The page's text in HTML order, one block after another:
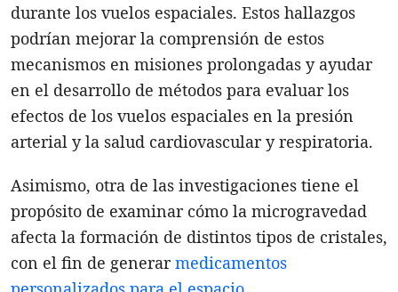
durante los vuelos espaciales. Estos hallazgos
podrían mejorar la comprensión de estos
mecanismos en misiones prolongadas y ayudar
en el desarrollo de métodos para evaluar los
efectos de los vuelos espaciales en la presión
arterial y la salud cardiovascular y respiratoria.
Asimismo, otra de las investigaciones tiene el
propósito de examinar cómo la microgravedad
afecta la formación de distintos tipos de cristales,
con el fin de generarmedicamentos